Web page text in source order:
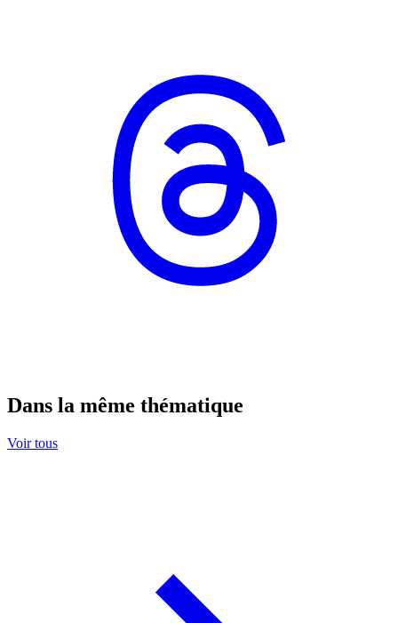
Dans la même thématique
Voir tous